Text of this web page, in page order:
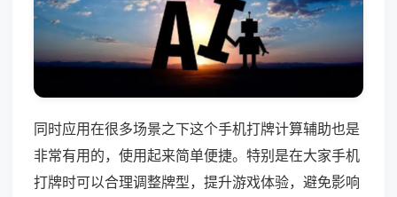
同时应用在很多场景之下这个手机打牌计算辅助也是
非常有用的，使用起来简单便捷。特别是在大家手机
打牌时可以合理调整牌型，提升游戏体验，避免影响